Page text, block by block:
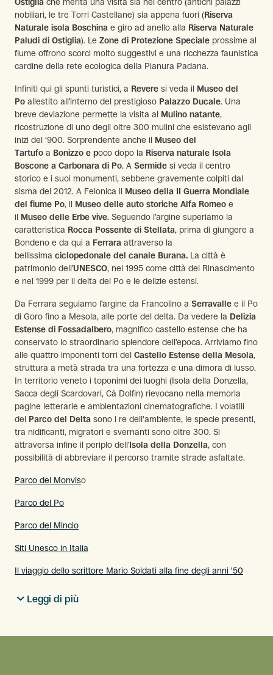
Ostiglia che merita una visita sia nel centro (antichi palazzi
nobiliari, le tre Torri Castellane) sia appena fuori (Riserva
Naturale isola Boschina e giro ad anello alla Riserva Naturale
Paludi di Ostiglia). Le Zone di Protezione Speciale prossime al
fiume offrono scorci molto suggestivi e una ricchezza faunistica
cardine della rete ecologica della Pianura Padana.
Infiniti qui gli spunti turistici, a Revere si veda il Museo del
Po allestito all’interno del prestigioso Palazzo Ducale. Una
breve deviazione permette la visita al Mulino natante,
ricostruzione di uno degli oltre 300 mulini che esistevano agli
inizi del ‘900. Sorprendente anche il Museo del
Tartufo a Bonizzo e poco dopo la Riserva naturale Isola
Boscone a Carbonara di Po. A Sermide si veda il centro
storico e i suoi monumenti, sebbene gravemente colpiti dal
sisma del 2012. A Felonica il Museo della II Guerra Mondiale
del fiume Po, il Museo delle auto storiche Alfa Romeo e
il Museo delle Erbe vive. Seguendo l’argine superiamo la
caratteristica Rocca Possente di Stellata, prima di giungere a
Bondeno e da qui a Ferrara attraverso la
bellissima ciclopedonale del canale Burana. La città è
patrimonio dell’UNESCO, nel 1995 come città del Rinascimento
e nel 1999 per il delta del Po e le delizie estensi.
Da Ferrara seguiamo l’argine da Francolino a Serravalle e il Po
di Goro fino a Mesola, alle porte del delta. Da vedere la Delizia
Estense di Fossadalbero, magnifico castello estense che ha
conservato lo straordinario splendore dell’epoca. Arriviamo fino
alle quattro imponenti torri del Castello Estense della Mesola,
struttura a metà strada tra una fortezza e una dimora di lusso.
In territorio veneto i toponimi dei luoghi (Isola della Donzella,
Sacca degli Scardovari, Cà Dolfin) rievocano nella memoria
pagine letterarie e ambientazioni cinematografiche. I volatili
del Parco del Delta sono i re dell'ambiente, le specie presenti,
tra nidificanti, migratori e svernanti sono oltre 300. Si
attraversa infine il periplo dell’Isola della Donzella, con
possibilità di abbreviare il percorso tramite strade asfaltate.
Parco del Monviso
Parco del Po
Parco del Mincio
Siti Unesco in Italia
Il viaggio dello scrittore Mario Soldati alla fine degli anni '50
Leggi di più